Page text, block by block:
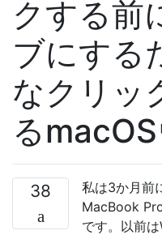
クする前
ブにする
なクリッ
る
38
私は3か月前
MacBook
です。以前